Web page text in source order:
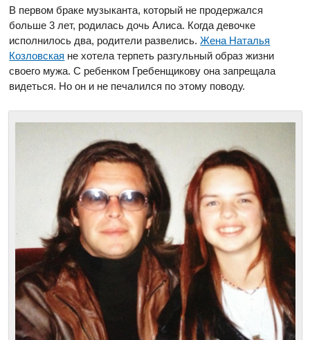
В первом браке музыканта, который не продержался
больше 3 лет, родилась дочь Алиса. Когда девочке
исполнилось два, родители развелись.Жена Наталья
Козловская не хотела терпеть разгульный образ жизни
своего мужа. С ребенком Гребенщикову она запрещала
видеться. Но он и не печалился по этому поводу.